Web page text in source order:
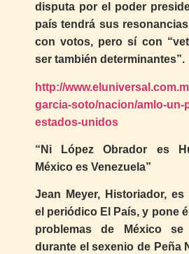
disputa por el poder
país tendrá sus
con votos, pero sí con
ser también determinantes”.
http://
garcia-soto/nacion/amlo-un-
estados-unidos
“Ni López Obrador es
México es Venezuela”
Jean Meyer, Historiador,
el periódico El País, y pone
problemas de México se
durante el sexenio de Peña